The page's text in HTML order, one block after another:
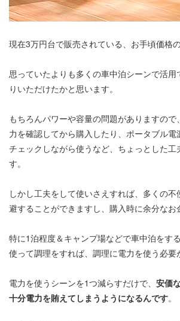
現在3万円台で販売されている、お手頃価格
思っていたよりも多くの車中泊シーンで活
りいただけたかと思います。
もちろんパワーや容量の問題がありますの
力を確認してから購入したり、ポータブル電
チェックしながら使うなど、ちょっとした工
す。
しかし工夫をして使いさえすれば、多くの
避することができますし、購入時に余分なお
特に1泊程度＆キャンプ場などで車中泊をす
使って調理をすれば、調理に電力を使う必要
電力を使うシーンを1つ減らすだけで、 安価
十分電力を賄えてしまうようになるんです。